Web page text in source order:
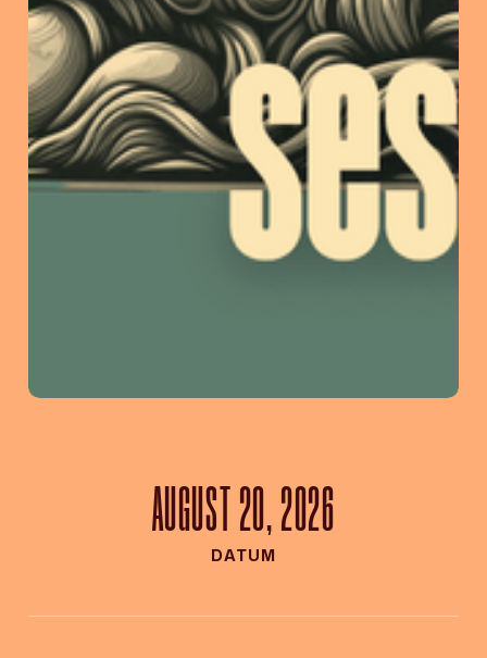
AUGUST 20, 2026
DATUM